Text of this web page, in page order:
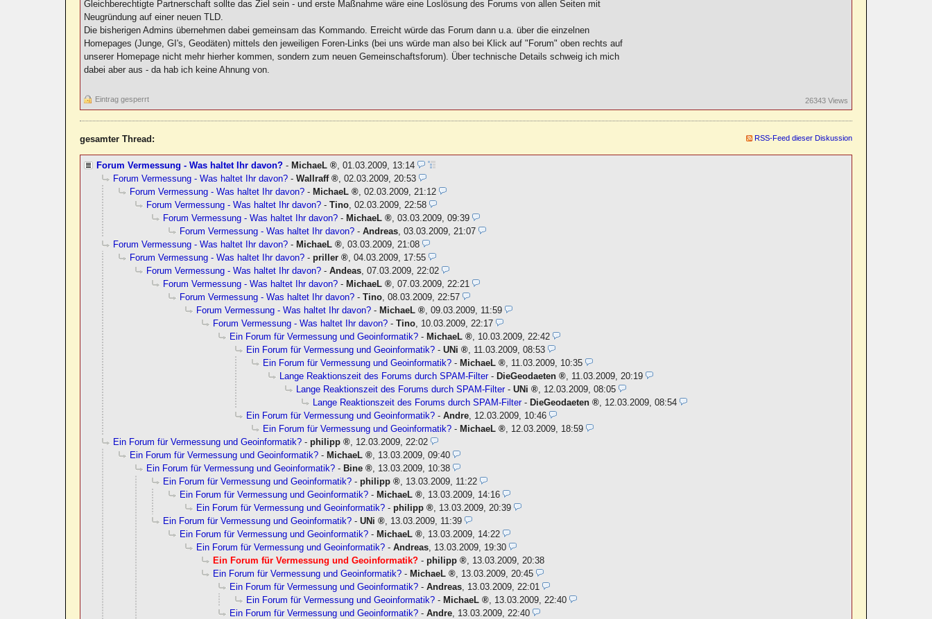
Gleichberechtigte Partnerschaft sollte das Ziel sein - und erste Maßnahme wäre eine Loslösung des Forums von allen Seiten mit
Neugründung auf einer neuen TLD.
Die bisherigen Admins übernehmen dabei gemeinsam das Kommando. Erreicht würde das Forum dann u.a. über die einzelnen
Homepages (Junge, GI's, Geodäten) mittels den jeweiligen Foren-Links (bei uns würde man also bei Klick auf "Forum" oben rechts auf
unserer Homepage nicht mehr hierher kommen, sondern zum neuen Gemeinschaftsforum). Über technische Details schweig ich mich
dabei aber aus - da hab ich keine Ahnung von.
Eintrag gesperrt 26343 Views
gesamter Thread: RSS-Feed dieser Diskussion
Forum Vermessung - Was haltet Ihr davon? - MichaeL ,01.03.2009, 13:14
Forum Vermessung - Was haltet Ihr davon? -Wallraff ,02.03.2009, 20:53
Forum Vermessung - Was haltet Ihr davon? - MichaeL ,02.03.2009, 21:12
Forum Vermessung - Was haltet Ihr davon? -Tino,02.03.2009, 22:58
Forum Vermessung - Was haltet Ihr davon? - MichaeL ,03.03.2009, 09:39
Forum Vermessung - Was haltet Ihr davon? -Andreas,03.03.2009, 21:07
Forum Vermessung - Was haltet Ihr davon? - MichaeL ,03.03.2009, 21:08
Forum Vermessung - Was haltet Ihr davon? -priller ,04.03.2009, 17:55
Forum Vermessung - Was haltet Ihr davon? -Andeas,07.03.2009, 22:02
Forum Vermessung - Was haltet Ihr davon? - MichaeL ,07.03.2009, 22:21
Forum Vermessung - Was haltet Ihr davon? -Tino,08.03.2009, 22:57
Forum Vermessung - Was haltet Ihr davon? - MichaeL ,09.03.2009, 11:59
Forum Vermessung - Was haltet Ihr davon? -Tino, 10.03.2009, 22:17
Ein Forum für Vermessung und Geoinformatik? - MichaeL , 10.03.2009, 22:42
Ein Forum für Vermessung und Geoinformatik? -UNi , 11.03.2009, 08:53
Ein Forum für Vermessung und Geoinformatik? - MichaeL , 11.03.2009, 10:35
Lange Reaktionszeit des Forums durch SPAM-Filter- DieGeodaeten , 11.03.2009, 20:19
Lange Reaktionszeit des Forums durch SPAM-Filter-UNi , 12.03.2009, 08:05
Lange Reaktionszeit des Forums durch SPAM-Filter- DieGeodaeten , 12.03.2009, 08:54
Ein Forum für Vermessung und Geoinformatik? -Andre, 12.03.2009, 10:46
Ein Forum für Vermessung und Geoinformatik? - MichaeL , 12.03.2009, 18:59
Ein Forum für Vermessung und Geoinformatik? -philipp , 12.03.2009, 22:02
Ein Forum für Vermessung und Geoinformatik? - MichaeL , 13.03.2009, 09:40
Ein Forum für Vermessung und Geoinformatik? - Bine , 13.03.2009, 10:38
Ein Forum für Vermessung und Geoinformatik? -philipp , 13.03.2009, 11:22
Ein Forum für Vermessung und Geoinformatik? - MichaeL , 13.03.2009, 14:16
Ein Forum für Vermessung und Geoinformatik? -philipp , 13.03.2009, 20:39
Ein Forum für Vermessung und Geoinformatik? -UNi , 13.03.2009, 11:39
Ein Forum für Vermessung und Geoinformatik? - MichaeL , 13.03.2009, 14:22
Ein Forum für Vermessung und Geoinformatik? -Andreas, 13.03.2009, 19:30
Ein Forum für Vermessung und Geoinformatik? -philipp , 13.03.2009, 20:38
Ein Forum für Vermessung und Geoinformatik? - MichaeL , 13.03.2009, 20:45
Ein Forum für Vermessung und Geoinformatik? -Andreas, 13.03.2009, 22:01
Ein Forum für Vermessung und Geoinformatik? - MichaeL , 13.03.2009, 22:40
Ein Forum für Vermessung und Geoinformatik? -Andre, 13.03.2009, 22:40